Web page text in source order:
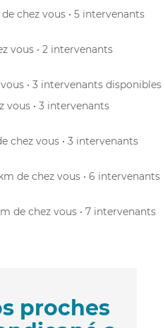
de chez vous • 5 intervenants
vous • 2 intervenants
• 3 intervenants disponibles
vous • 3 intervenants
chez vous • 3 intervenants
km de chez vous • 6 intervenants
de chez vous • 7 intervenants
proches